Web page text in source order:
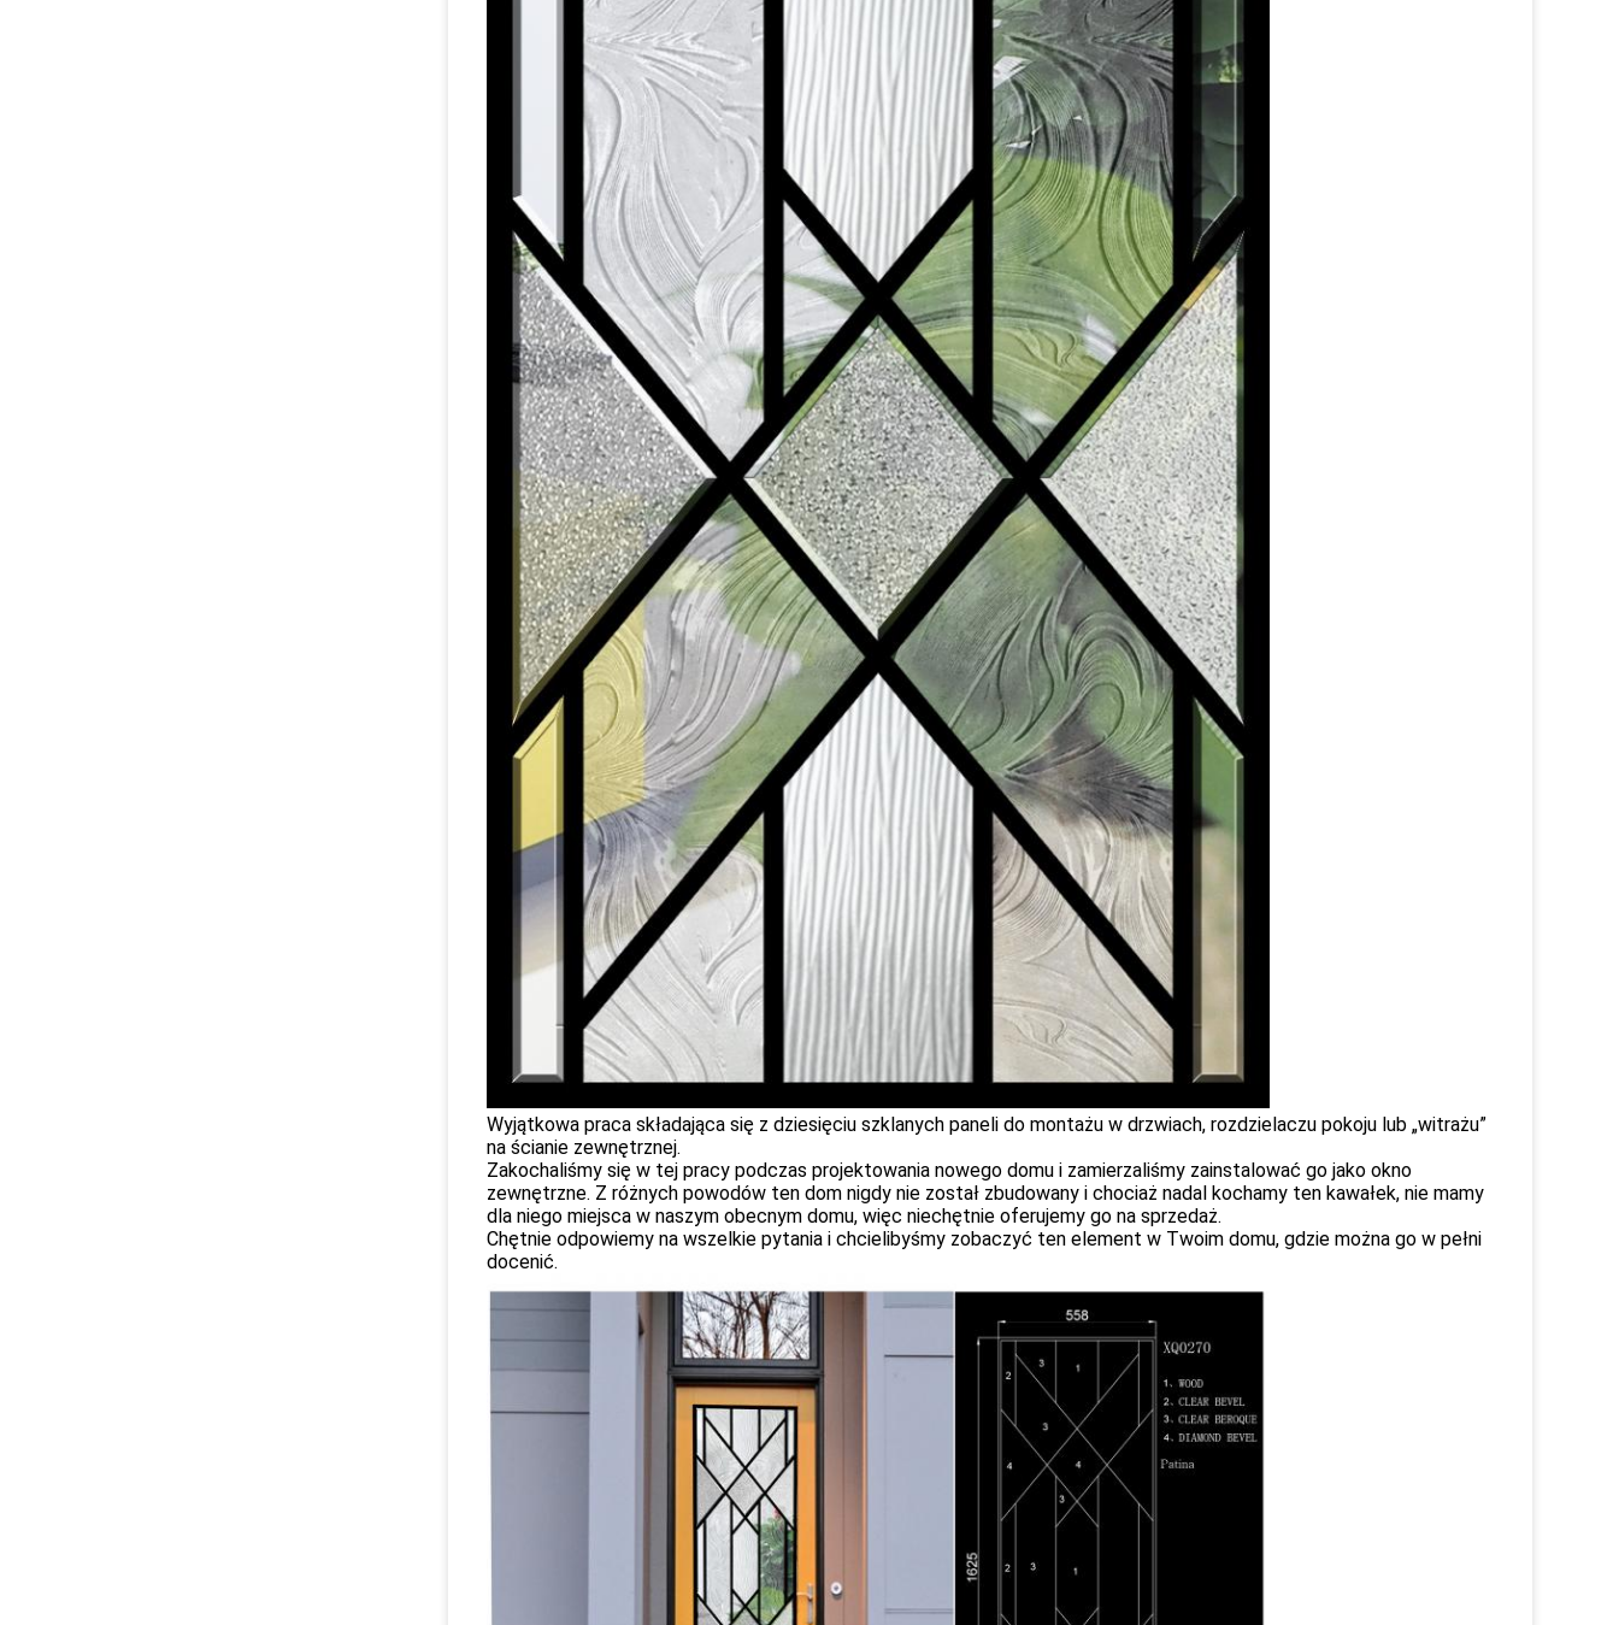
Wyjątkowa praca składająca się z dziesięciu szklanych paneli do montażu w drzwiach, rozdzielaczu pokoju lub „witrażu”
na ścianie zewnętrznej.
Zakochaliśmy się w tej pracy podczas projektowania nowego domu i zamierzaliśmy zainstalować go jako okno
zewnętrzne. Z różnych powodów ten dom nigdy nie został zbudowany i chociaż nadal kochamy ten kawałek, nie mamy
dla niego miejsca w naszym obecnym domu, więc niechętnie oferujemy go na sprzedaż.
Chętnie odpowiemy na wszelkie pytania i chcielibyśmy zobaczyć ten element w Twoim domu, gdzie można go w pełni
docenić.